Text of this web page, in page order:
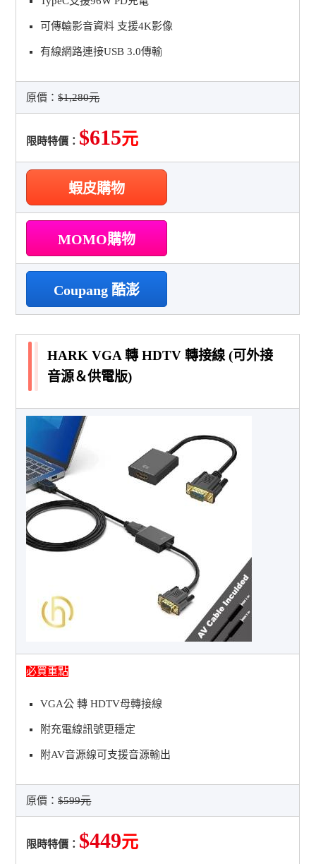
可傳輸影音資料 支援4K影像
有線網路連接USB 3.0傳輸
原價：$1,280元
限時特價： $615元
蝦皮購物
MOMO購物
Coupang 酷澎
HARK VGA 轉 HDTV 轉接線 (可外接
音源＆供電版)
必買重點
VGA公 轉 HDTV母轉接線
附充電線訊號更穩定
附AV音源線可支援音源輸出
原價：$599元
限時特價： $449元